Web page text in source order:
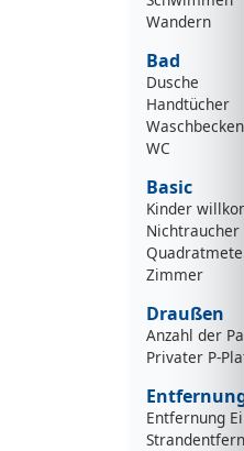
Wandern
Bad
Dusche
Handtücher
Waschbecken
WC
Basic
Kinder
Nichtraucher
Quadratmeter
Zimmer
Draußen
Anzahl der
Privater P-Platz
Entfernung
Entfernung